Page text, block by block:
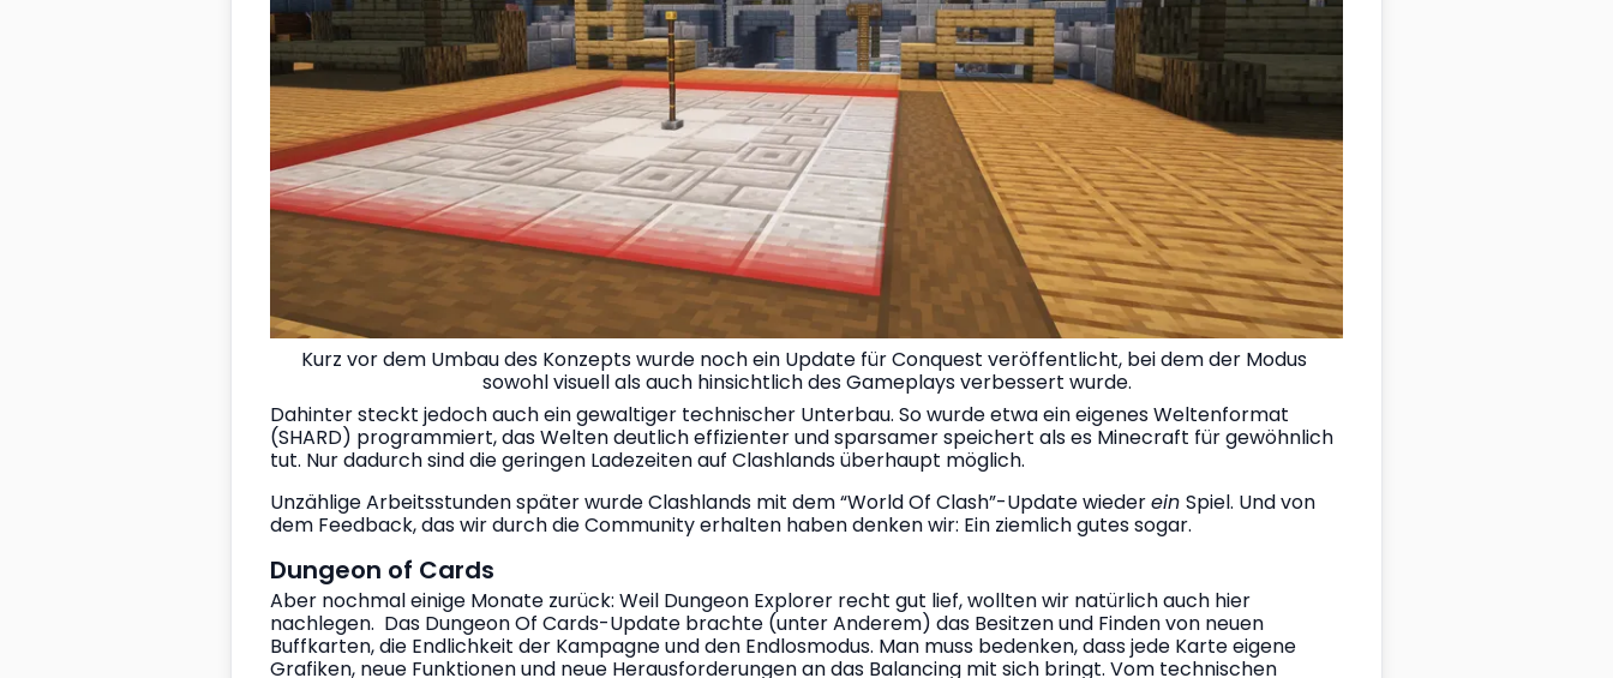
Kurz vor dem Umbau des Konzepts wurde noch ein Update für Conquest veröffentlicht, bei dem der Modus
sowohl visuell als auch hinsichtlich des Gameplays verbessert wurde.
Dahinter steckt jedoch auch ein gewaltiger technischer Unterbau. So wurde etwa ein eigenes Weltenformat
(SHARD) programmiert, das Welten deutlich effizienter und sparsamer speichert als es Minecraft für gewöhnlich
tut. Nur dadurch sind die geringen Ladezeiten auf Clashlands überhaupt möglich.
Unzählige Arbeitsstunden später wurde Clashlands mit dem “World Of Clash”-Update wieder ein Spiel. Und von
dem Feedback, das wir durch die Community erhalten haben denken wir: Ein ziemlich gutes sogar.
Dungeon of Cards
Aber nochmal einige Monate zurück: Weil Dungeon Explorer recht gut lief, wollten wir natürlich auch hier
nachlegen.  Das Dungeon Of Cards-Update brachte (unter Anderem) das Besitzen und Finden von neuen
Buffkarten, die Endlichkeit der Kampagne und den Endlosmodus. Man muss bedenken, dass jede Karte eigene
Grafiken, neue Funktionen und neue Herausforderungen an das Balancing mit sich bringt. Vom technischen